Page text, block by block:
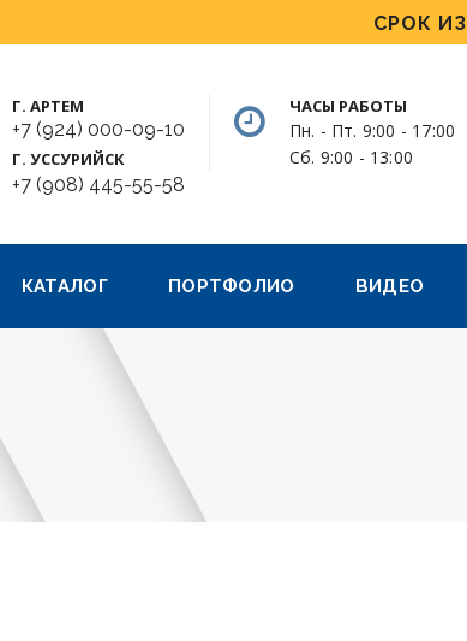
СРОК
Г. АРТЕМ
+7 (924) 000-09-10
Г. УССУРИЙСК
+7 (908) 445-55-58
ЧАСЫ РАБОТЫ
Пн. - Пт. 9:00 - 17:00
Сб. 9:00 - 13:00
КАТАЛОГ ПОРТФОЛИО ВИДЕО